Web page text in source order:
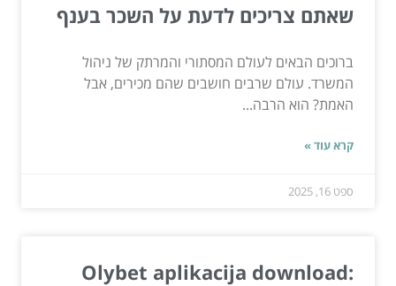
שאתם צריכים לדעת על השכר בענף
ברוכים הבאים לעולם המסתורי והמרתק של ניהול
המשרד. עולם שרבים חושבים שהם מכירים, אבל
האמת? הוא הרבה...
קרא עוד »
ספט 16, 2025
Olybet aplikacija download: